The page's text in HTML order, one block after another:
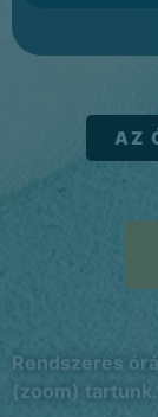
AZ
Rendszeres
(zoom) tartunk.